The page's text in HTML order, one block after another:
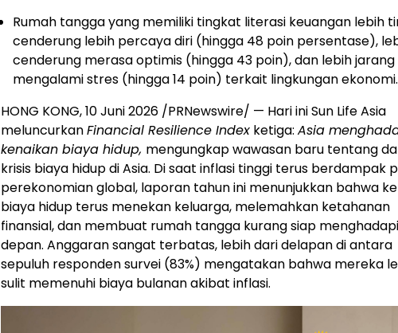
Rumah tangga yang memiliki tingkat literasi keuangan lebih
cenderung lebih percaya diri (hingga 48 poin persentase),
cenderung merasa optimis (hingga 43 poin), dan lebih jarang
mengalami stres (hingga 14 poin) terkait lingkungan ekonomi.
HONG KONG,10 Juni 2026 /PRNewswire/ — Hari ini Sun Life Asia
meluncurkanFinancial Resilience Index ketiga: Asia
kenaikan biaya hidup, mengungkap wawasan baru tentang
krisis biaya hidup di Asia. Di saat inflasi tinggi terus berdampak
perekonomian global, laporan tahun ini menunjukkan bahwa
biaya hidup terus menekan keluarga, melemahkan ketahanan
finansial, dan membuat rumah tangga kurang siap
depan. Anggaran sangat terbatas, lebih dari delapan di antara
sepuluh responden survei (83%) mengatakan bahwa mereka
sulit memenuhi biaya bulanan akibat inflasi.